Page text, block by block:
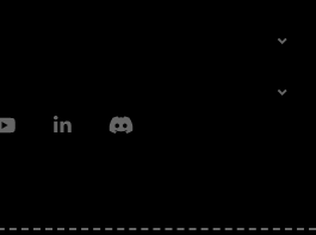
LinkedinDiscord